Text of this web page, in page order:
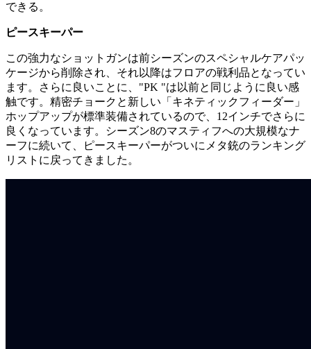
できる。
ピースキーパー
この強力なショットガンは前シーズンのスペシャルケアパッ
ケージから削除され、それ以降はフロアの戦利品となってい
ます。さらに良いことに、"PK "は以前と同じように良い感
触です。精密チョークと新しい「キネティックフィーダー」
ホップアップが標準装備されているので、12インチでさらに
良くなっています。シーズン8のマスティフへの大規模なナ
ーフに続いて、ピースキーパーがついにメタ銃のランキング
リストに戻ってきました。